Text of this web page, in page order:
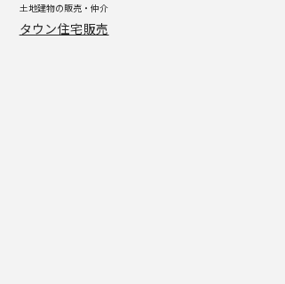
土地建物の販売・仲介
タウン住宅販売